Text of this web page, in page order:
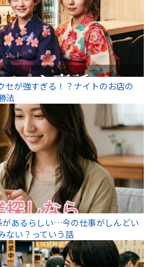
セが強すぎる！？ナイトのお店の
法
があるらしい…今の仕事がしんどい
ない？っていう話